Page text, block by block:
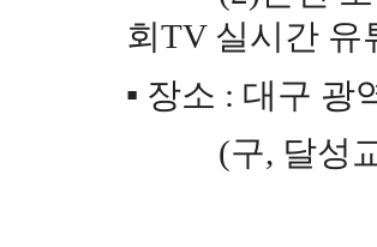
회TV 실시간 유
▪ 장소 : 대구 광
(구, 달성